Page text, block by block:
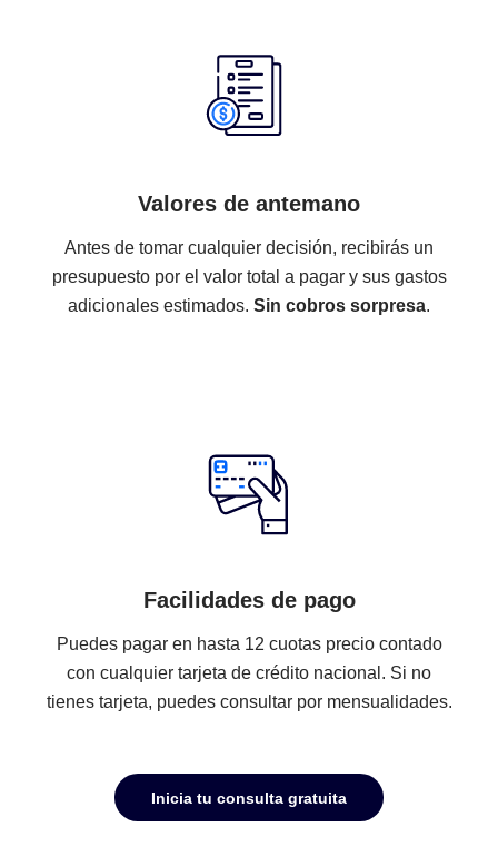
Hablar con nuestros abogados es
gratuito, pero si ya necesitas del
trabajo de un abogado, cuentas con:
presupuesto por el valor total a pagar y sus gastos
adicionales estimados.Sin cobros sorpresa
Facilidades de pago